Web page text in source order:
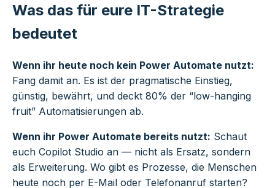
Was das für eure IT-Strategie
bedeutet
Wenn ihr heute noch kein Power Automate nutzt:
Fang damit an. Es ist der pragmatische Einstieg,
günstig, bewährt, und deckt 80% der “low-hanging
fruit” Automatisierungen ab.
Wenn ihr Power Automate bereits nutzt: Schaut
euch Copilot Studio an — nicht als Ersatz, sondern
als Erweiterung. Wo gibt es Prozesse, die Menschen
heute noch per E-Mail oder Telefonanruf starten?